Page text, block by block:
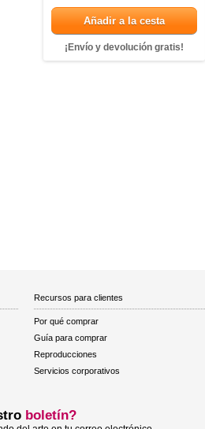
Añadir a la cesta
¡Envío y devolución gratis!
Recursos para clientes
Por qué comprar
Guía para comprar
Reproducciones
Servicios corporativos
boletín?